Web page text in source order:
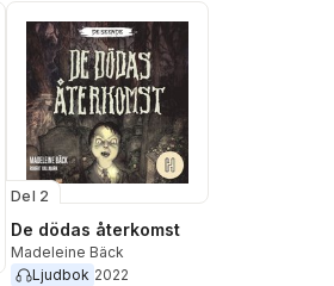
Del 2
De dödas återkomst
Madeleine Bäck
Ljudbok 2022